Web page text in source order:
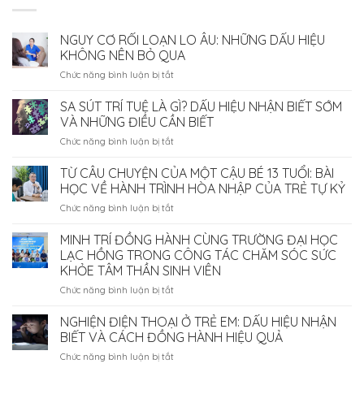
NGUY CƠ RỐI LOẠN LO ÂU: NHỮNG DẤU HIỆU
KHÔNG NÊN BỎ QUA
Chức năng bình luận bị tắtở
CƠ
RỐI
LOẠN
LO
NHỮNG
DẤU
BỎ
QUA
SA SÚT TRÍ TUỆ LÀ GÌ? DẤU HIỆU NHẬN BIẾT SỚM
VÀ NHỮNG ĐIỀU CẦN BIẾT
Chức năng bình luận bị tắtở
SÚT
TRÍ
TUỆ
LÀ
DẤU
HIỆU
NHẬN
BIẾT
SỚM
NHỮNG
ĐIỀU
TỪ CÂU CHUYỆN CỦA MỘT CẬU BÉ 13 TUỔI: BÀI
HỌC VỀ HÀNH TRÌNH HÒA NHẬP CỦA TRẺ TỰ KỶ
Chức năng bình luận bị tắtở
CÂU
CHUYỆN
CỦA
MỘT
CẬU
13
TUỔI:
BÀI
HỌC
MINH TRÍ ĐỒNG HÀNH CÙNG TRƯỜNG ĐẠI HỌC
LẠC HỒNG TRONG CÔNG TÁC CHĂM SÓC SỨC
KHỎE TÂM THẦN SINH VIÊN
Chức năng bình luận bị tắtở
TRÍ
ĐỒNG
HÀNH
CÙNG
NGHIỆN ĐIỆN THOẠI Ở TRẺ EM: DẤU HIỆU NHẬN
BIẾT VÀ CÁCH ĐỒNG HÀNH HIỆU QUẢ
Chức năng bình luận bị tắtở